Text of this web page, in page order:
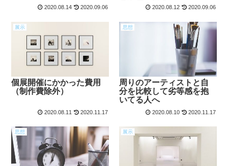
2020.08.14 2020.09.06 2020.08.12 2020.09.06
展示
個展開催にかかった費用
（制作費除外）
2020.08.11 2020.11.17
思想
周りのアーティストと自
分を比較して劣等感を抱
いてる人へ
2020.08.10 2020.11.17
思想 展示